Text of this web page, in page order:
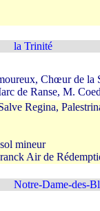
la Trinité
Chœur de la
de Ranse, M.
Regina,
mineur
Air de
Notre-Dame-des-